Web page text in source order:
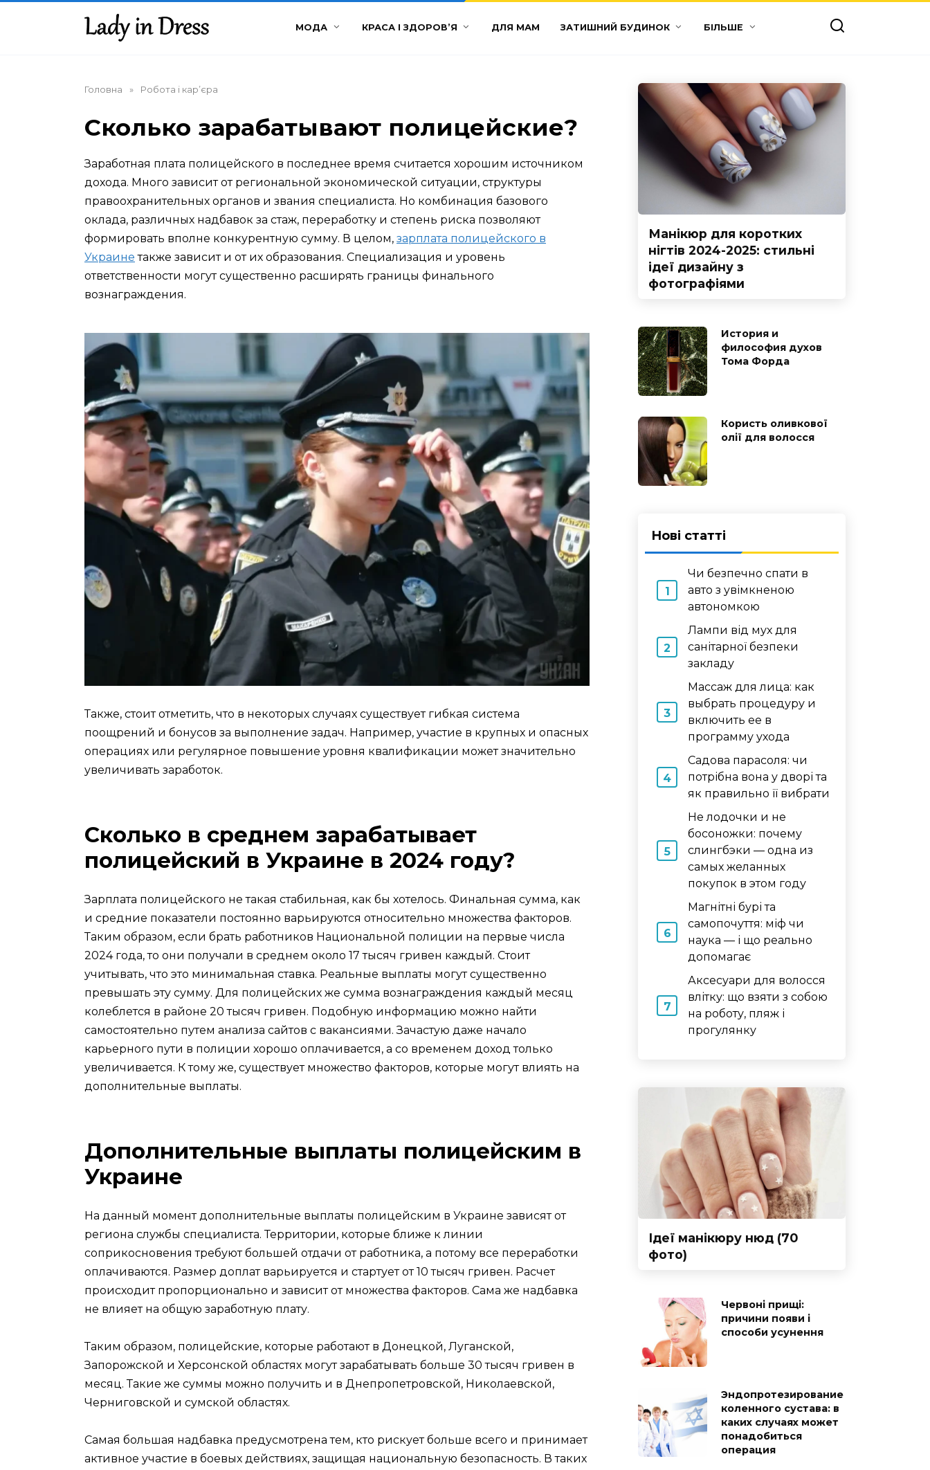
МОДА КРАСА І ЗДОРОВ’Я ДЛЯ МАМ ЗАТИШНИЙ БУДИНОК БІЛЬШЕ
Головна » Робота і кар’єра
Сколько зарабатывают полицейские?
Заработная плата полицейского в последнее время считается хорошим источником
дохода. Много зависит от региональной экономической ситуации, структуры
правоохранительных органов и звания специалиста. Но комбинация базового
оклада, различных надбавок за стаж, переработку и степень риска позволяют
формировать вполне конкурентную сумму. В целом, зарплата полицейского в
Украине также зависит и от их образования. Специализация и уровень
ответственности могут существенно расширять границы финального
вознаграждения.
Также, стоит отметить, что в некоторых случаях существует гибкая система
поощрений и бонусов за выполнение задач. Например, участие в крупных и опасных
операциях или регулярное повышение уровня квалификации может значительно
увеличивать заработок.
Сколько в среднем зарабатывает
полицейский в Украине в 2024 году?
Зарплата полицейского не такая стабильная, как бы хотелось. Финальная сумма, как
и средние показатели постоянно варьируются относительно множества факторов.
Таким образом, если брать работников Национальной полиции на первые числа
2024 года, то они получали в среднем около 17 тысяч гривен каждый. Стоит
учитывать, что это минимальная ставка. Реальные выплаты могут существенно
превышать эту сумму. Для полицейских же сумма вознаграждения каждый месяц
колеблется в районе 20 тысяч гривен. Подобную информацию можно найти
самостоятельно путем анализа сайтов с вакансиями. Зачастую даже начало
карьерного пути в полиции хорошо оплачивается, а со временем доход только
увеличивается. К тому же, существует множество факторов, которые могут влиять на
дополнительные выплаты.
Дополнительные выплаты полицейским в
Украине
На данный момент дополнительные выплаты полицейским в Украине зависят от
региона службы специалиста. Территории, которые ближе к линии
соприкосновения требуют большей отдачи от работника, а потому все переработки
оплачиваются. Размер доплат варьируется и стартует от 10 тысяч гривен. Расчет
происходит пропорционально и зависит от множества факторов. Сама же надбавка
не влияет на общую заработную плату.
Таким образом, полицейские, которые работают в Донецкой, Луганской,
Запорожской и Херсонской областях могут зарабатывать больше 30 тысяч гривен в
месяц. Такие же суммы можно получить и в Днепропетровской, Николаевской,
Черниговской и сумской областях.
Самая большая надбавка предусмотрена тем, кто рискует больше всего и принимает
активное участие в боевых действиях, защищая национальную безопасность. В таких
Манікюр для коротких
нігтів 2024-2025: стильні
ідеї дизайну з
фотографіями
История и
философия духов
Тома Форда
Користь оливкової
олії для волосся
Нові статті
Чи безпечно спати в
авто з увімкненою
автономкою
Лампи від мух для
санітарної безпеки
закладу
Массаж для лица: как
выбрать процедуру и
включить ее в
программу ухода
Садова парасоля: чи
потрібна вона у дворі та
як правильно її вибрати
Не лодочки и не
босоножки: почему
слингбэки — одна из
самых желанных
покупок в этом году
Магнітні бурі та
самопочуття: міф чи
наука — і що реально
допомагає
Аксесуари для волосся
влітку: що взяти з собою
на роботу, пляж і
прогулянку
Ідеї манікюру нюд (70
фото)
Червоні прищі:
причини появи і
способи усунення
Эндопротезирование
коленного сустава: в
каких случаях может
понадобиться
операция